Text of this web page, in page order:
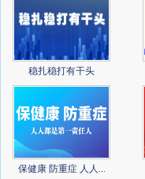
稳扎稳打有干头
保健康 防重症 人人...